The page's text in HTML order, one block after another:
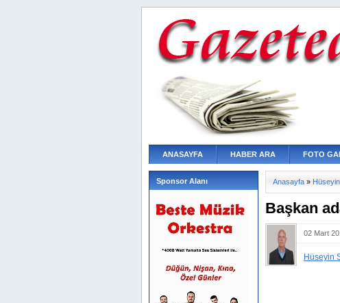
ANASAYFA HABER ARA FOTO
Sponsor Alanı Anasayfa »
Başkan
02 Mart
Hüseyin